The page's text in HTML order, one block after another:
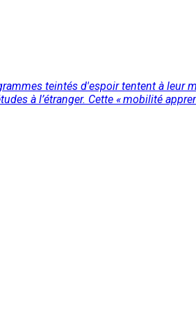
teintés d'espoir tentent à leur
à l’étranger. Cette « mobilité